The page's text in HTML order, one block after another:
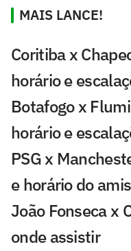
MAIS LANCE!
Coritiba x
horário e
Botafogo x
horário e
PSG x
e horário do
João Fonseca x
onde assistir